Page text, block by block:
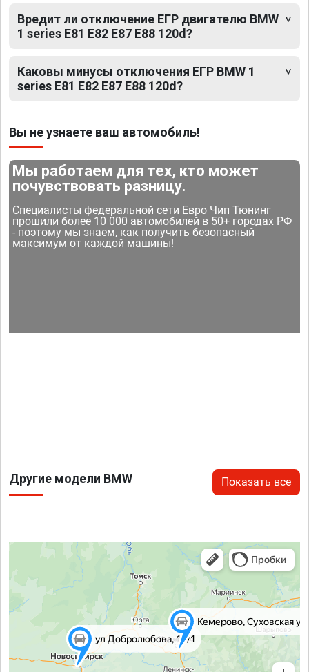
Вредит ли отключение ЕГР двигателю BMW
1 series E81 E82 E87 E88 120d?
Каковы минусы отключения ЕГР BMW 1
series E81 E82 E87 E88 120d?
Вы не узнаете ваш автомобиль!
Мы работаем для тех, кто может
почувствовать разницу.
Специалисты федеральной сети Евро Чип Тюнинг
прошили более 10 000 автомобилей в 50+ городах РФ
- поэтому мы знаем, как получить безопасный
максимум от каждой машины!
Другие модели BMW Показать все